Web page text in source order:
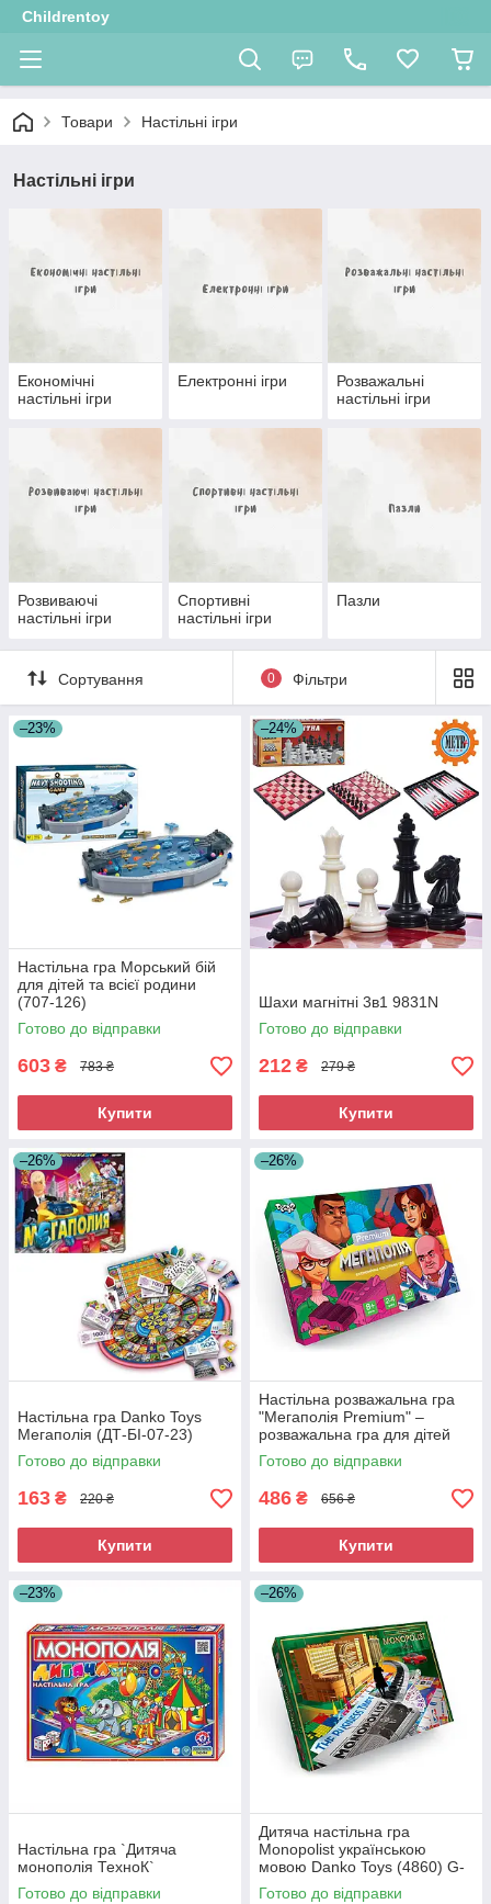
Childrentoy
Товари Настільні ігри
Настільні ігри
Економічні
настільні ігри
Електронні ігри
Розважальні
настільні ігри
Розвиваючі
настільні ігри
Спортивні
настільні ігри
Пазли
Сортування 0 Фільтри
–23%
Настільна гра Морський бій
для дітей та всієї родини
(707-126)
Готово до відправки
603 ₴ 783 ₴
Купити
–24%
Шахи магнітні 3в1 9831N
Готово до відправки
212 ₴ 279 ₴
Купити
–26%
Настільна гра Danko Toys
Мегаполія (ДТ-БІ-07-23)
Готово до відправки
163 ₴ 220 ₴
Купити
–26%
Настільна розважальна гра
"Мегаполія Premium" –
розважальна гра для дітей
(ДТ-БИ-07-86)
Готово до відправки
486 ₴ 656 ₴
Купити
–23%
Настільна гра `Дитяча
монополія ТехноК`
Готово до відправки
–26%
Дитяча настільна гра
Monopolist українською
мовою Danko Toys (4860) G-
MonP-01-01U
Готово до відправки